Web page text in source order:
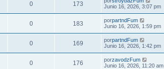
0 173
Junio 16, 2026, 3:07 pm
0 183 porpartndFum
Junio 16, 2026, 1:59 pm
0 169 porpartndFum
Junio 16, 2026, 1:42 pm
0 176 porzavodzFum
Junio 16, 2026, 11:20 am